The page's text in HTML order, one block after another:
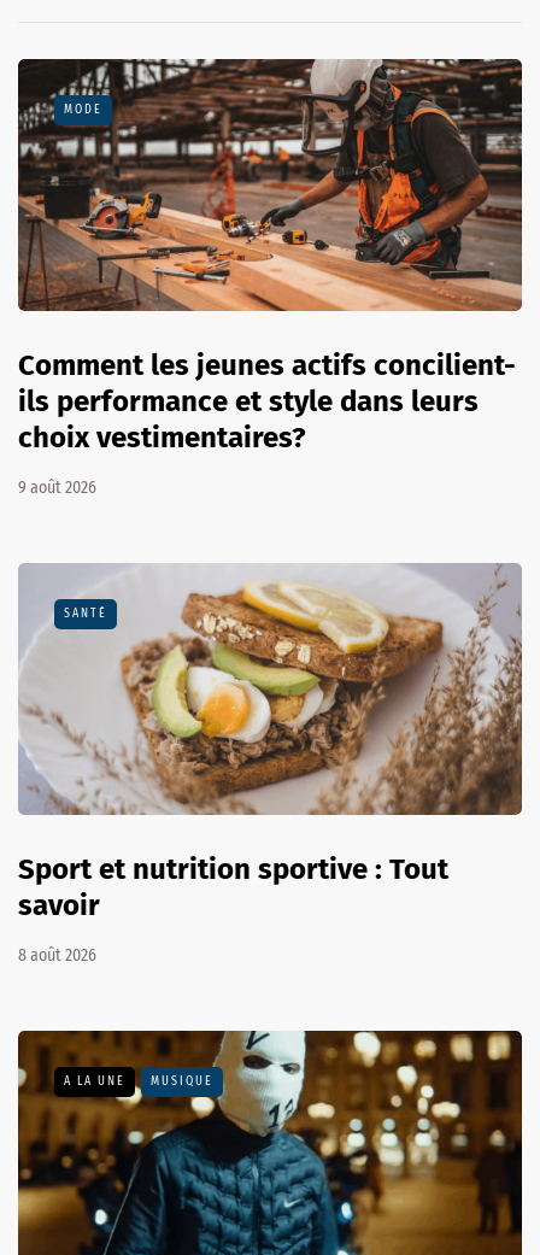
MODE
Comment les jeunes actifs concilient-
ils performance et style dans leurs
choix vestimentaires?
9 août 2026
SANTÉ
Sport et nutrition sportive : Tout
savoir
8 août 2026
A LA UNE MUSIQUE